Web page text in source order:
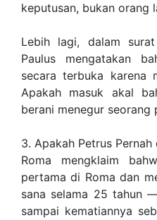
keputusan, bukan orang
Lebih lagi, dalam
Paulus mengatakan
secara terbuka karena
Apakah masuk akal
berani menegur seorang
3. Apakah Petrus Pernah
Roma mengklaim
pertama di Roma dan
sana selama 25 tahun
sampai kematiannya